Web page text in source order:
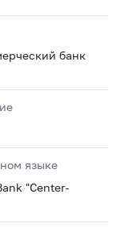
банк
языке
"Center-